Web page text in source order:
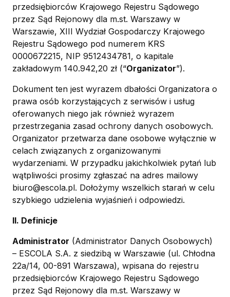
przedsiębiorców Krajowego Rejestru Sądowego
przez Sąd Rejonowy dla m.st. Warszawy w
Warszawie, XIII Wydział Gospodarczy Krajowego
Rejestru Sądowego pod numerem KRS
0000672215, NIP 9512434781, o kapitale
zakładowym 140.942,20 zł (“Organizator”).
Dokument ten jest wyrazem dbałości Organizatora o
prawa osób korzystających z serwisów i usług
oferowanych niego jak również wyrazem
przestrzegania zasad ochrony danych osobowych.
Organizator przetwarza dane osobowe wyłącznie w
celach związanych z organizowanymi
wydarzeniami. W przypadku jakichkolwiek pytań lub
wątpliwości prosimy zgłaszać na adres mailowy
biuro@escola.pl. Dołożymy wszelkich starań w celu
szybkiego udzielenia wyjaśnień i odpowiedzi.
II. Definicje
Administrator (Administrator Danych Osobowych)
– ESCOLA S.A. z siedzibą w Warszawie (ul. Chłodna
22a/14, 00-891 Warszawa), wpisana do rejestru
przedsiębiorców Krajowego Rejestru Sądowego
przez Sąd Rejonowy dla m.st. Warszawy w